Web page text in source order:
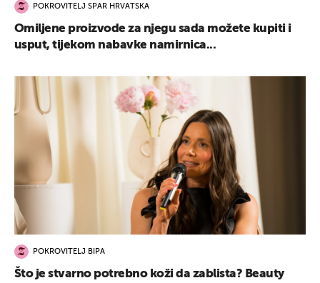
POKROVITELJ SPAR HRVATSKA
Omiljene proizvode za njegu sada možete kupiti i
usput, tijekom nabavke namirnica...
POKROVITELJ BIPA
Što je stvarno potrebno koži da zablista? Beauty